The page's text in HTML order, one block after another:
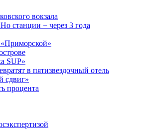
вокзала
станции − через 3 года
SUP»
в пятизвездочный отель
сдвиг»
процента